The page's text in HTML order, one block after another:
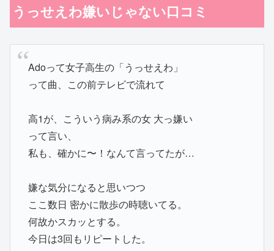
うっせえわ嫌いじゃない口コミ
Adoって女子高生の「うっせえわ」
って曲、この前テレビで流れて
高1が、こういう病み系の女 大っ嫌い
って言い、
私も、確かに〜！なんて言ってたが…
嫌な気分になると思いつつ
ここ数日 密かに散歩の時聴いてる。
何故かスカッとする。
今日は3回もリピートした。